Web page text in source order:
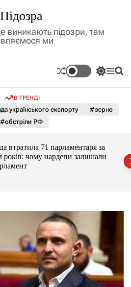
Підозра
виникають підозри, там
ми
П
м
к
о
о
р
е
ж
и
м
у
М П
В ТРЕНДІ
українського експорту
#зерно
#обстріли РФ
втратила 71 парламентаря за
років: чому нардепи залишали